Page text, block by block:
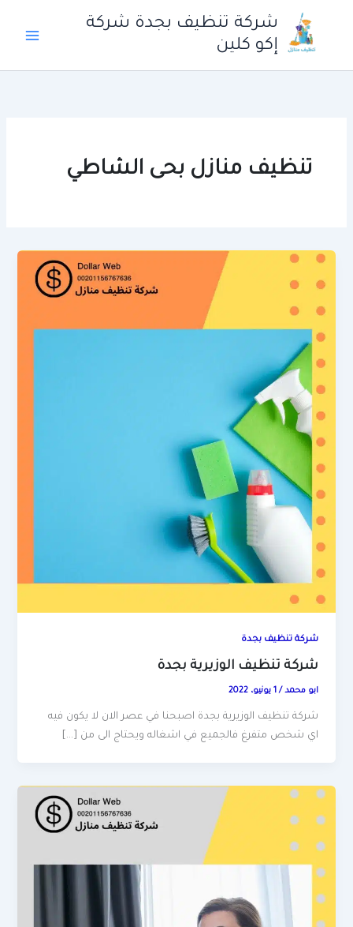
المحتوى
شركة تنظيف بجدة شركة
إكو كلين
تنظيف منازل بحى الشاطي
شركة تنظيف بجدة
شركة تنظيف الوزيرية بجدة
ابو محمد/1 يونيو، 2022
شركة تنظيف الوزيرية بجدة اصبحنا في عصر الان لا يكون فيه
اي شخص متفرغ فالجميع في اشغاله ويحتاج الى من […]